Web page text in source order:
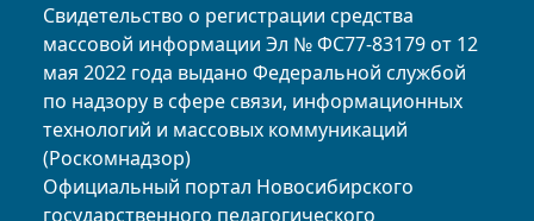
Свидетельство о регистрации средства
массовой информации Эл № ФС77-83179 от 12
мая 2022 года выдано Федеральной службой
по надзору в сфере связи, информационных
технологий и массовых коммуникаций
(Роскомнадзор)
Официальный портал Новосибирского
государственного педагогического